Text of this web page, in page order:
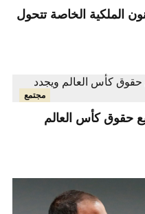
الملكية الخاصة تتحول
مجتمع
حقوق كأس العالم